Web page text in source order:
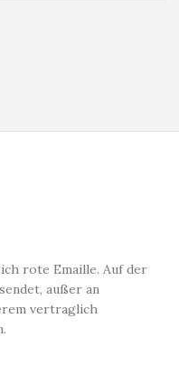
rote Emaille. Auf der
außer an
vertraglich